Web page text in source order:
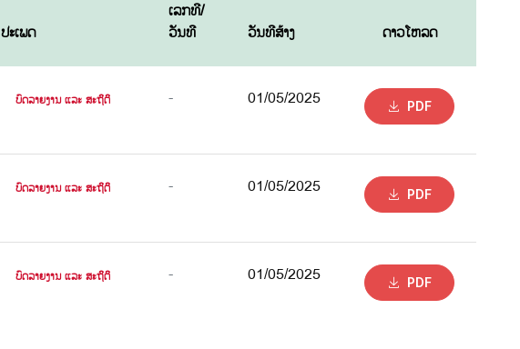
ປະເພດ
ເລກທີ/
ວັນທີ
ວັນທີສ້າງ ດາວໂຫລດ
ບົດລາຍງານ ແລະ ສະຖິຕິ - 01/05/2025 PDF
ບົດລາຍງານ ແລະ ສະຖິຕິ - 01/05/2025 PDF
ບົດລາຍງານ ແລະ ສະຖິຕິ - 01/05/2025 PDF